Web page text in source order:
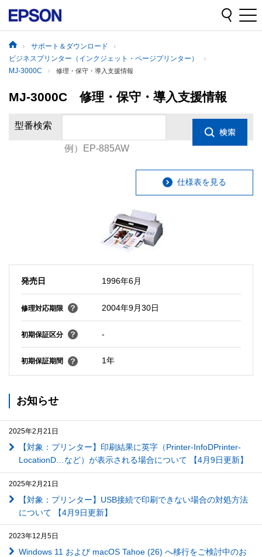
サポート＆ダウンロード
ビジネスプリンター（インクジェット・ページプリンター）
MJ-3000C
修理・保守・導入支援情報
MJ-3000C 修理・保守・導入支援情報
型番検索
例）EP-885AW
仕様表を見る
発売日 1996年6月
修理対応期限 2004年9月30日
初期保証区分 -
初期保証期間 1年
お知らせ
2025年2月21日
【対象：プリンター】印刷結果に英字（Printer-InfoDPrinter-
LocationD…など）が表示される場合について 【4月9日更新】
2025年2月21日
【対象：プリンター】USB接続で印刷できない場合の対処方法
について 【4月9日更新】
2023年12月5日
Windows 11 および macOS Tahoe (26) へ移行をご検討中のお